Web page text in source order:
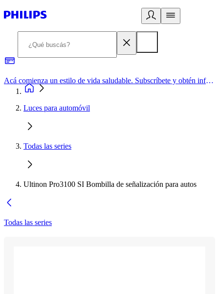
Acá comienza un estilo de vida saludable. Subscríbete y obtén información de primera mano
Luces para automóvil
Todas las series
Ultinon Pro3100 SI Bombilla de señalización para autos
Todas las series